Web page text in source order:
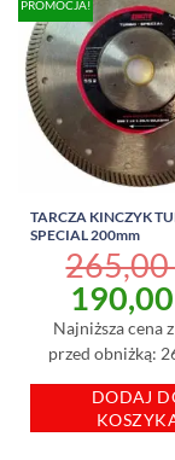
PROMOCJA!
TARCZA KINCZYK
SPECIAL 200mm
265,00
cena
265,00
190,00
Najniższa cena
przed obniżką:
DODAJ